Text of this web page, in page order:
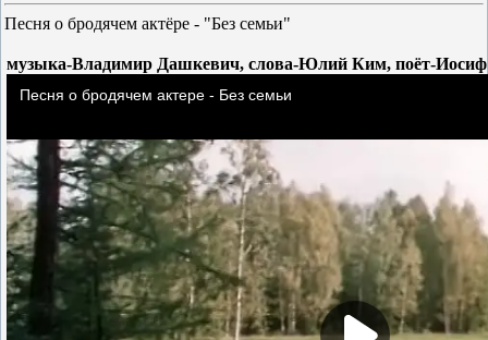
Песня о бродячем актёре - "Без семьи"
музыка-Владимир Дашкевич, слова-Юлий Ким, поёт-Иосиф